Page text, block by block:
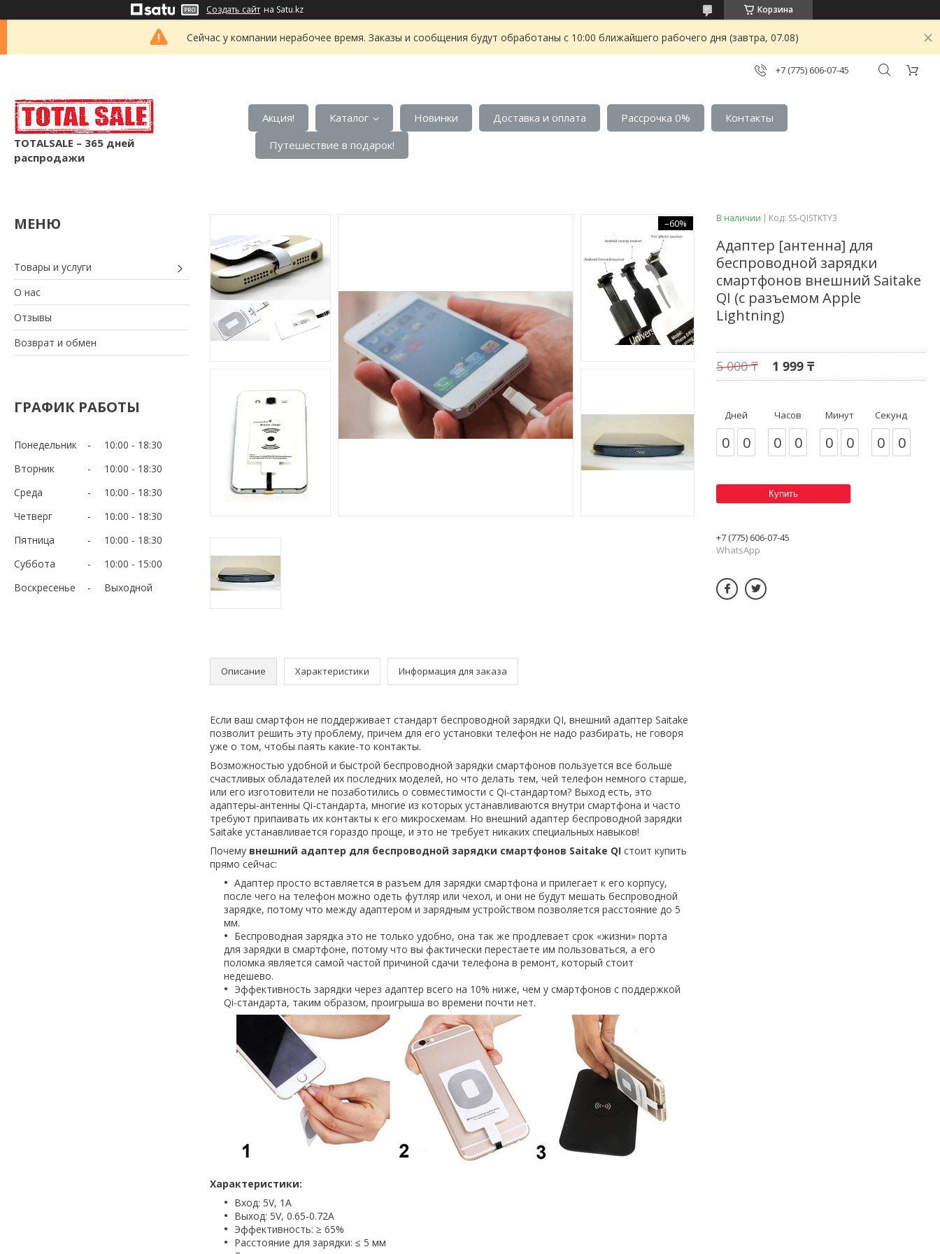
Создать сайт на Satu.kz Корзина
Сейчас у компании нерабочее время. Заказы и сообщения будут обработаны с 10:00 ближайшего рабочего дня (завтра, 07.08)
+7 (775) 606-07-45
TOTALSALE – 365 дней
распродажи
Акция! Каталог Новинки Доставка и оплата Рассрочка 0%
Контакты
Путешествие в подарок!
Товары и услуги
О нас
Отзывы
Возврат и обмен
ГРАФИК РАБОТЫ
Понедельник 10:00
18:30
Вторник
10:00
18:30
Среда
10:00
18:30
Четверг
10:00
18:30
Пятница
10:00
18:30
Суббота
10:00
15:00
Воскресенье
Выходной
–60%
Описание Характеристики Информация для заказа
Если ваш смартфон не поддерживает стандарт беспроводной зарядки QI, внешний адаптер Saitake
позволит решить эту проблему, причем для его установки телефон не надо разбирать, не говоря
уже о том, чтобы паять какие-то контакты.
Возможностью удобной и быстрой беспроводной зарядки смартфонов пользуется все больше
счастливых обладателей их последних моделей, но что делать тем, чей телефон немного старше,
или его изготовители не позаботились о совместимости с Qi-стандартом? Выход есть, это
адаптеры-антенны Qi-стандарта, многие из которых устанавливаются внутри смартфона и часто
требуют припаивать их контакты к его микросхемам. Но внешний адаптер беспроводной зарядки
Saitake устанавливается гораздо проще, и это не требует никаких специальных навыков!
Почему внешний адаптер для беспроводной зарядки смартфонов Saitake QI стоит купить
прямо сейчас:
Адаптер просто вставляется в разъем для зарядки смартфона и прилегает к его корпусу,
после чего на телефон можно одеть футляр или чехол, и они не будут мешать беспроводной
зарядке, потому что между адаптером и зарядным устройством позволяется расстояние до 5
мм.
Беспроводная зарядка это не только удобно, она так же продлевает срок «жизни» порта
для зарядки в смартфоне, потому что вы фактически перестаете им пользоваться, а его
поломка является самой частой причиной сдачи телефона в ремонт, который стоит
недешево.
Эффективность зарядки через адаптер всего на 10% ниже, чем у смартфонов с поддержкой
Qi-стандарта, таким образом, проигрыша во времени почти нет.
Характеристики:
Вход: 5V, 1A
Выход: 5V, 0.65-0.72A
Эффективность: ≥ 65%
Расстояние для зарядки: ≤ 5 мм
В наличии Код: SS-QISTKTY3
Адаптер [антенна] для
беспроводной зарядки
смартфонов внешний Saitake
QI (с разъемом Apple
Lightning)
5 000 ₸ 1 999 ₸
Дней
0 0
Часов
0 0
Минут
0 0
Секунд
0 0
Купить
+7 (775) 606-07-45
WhatsApp